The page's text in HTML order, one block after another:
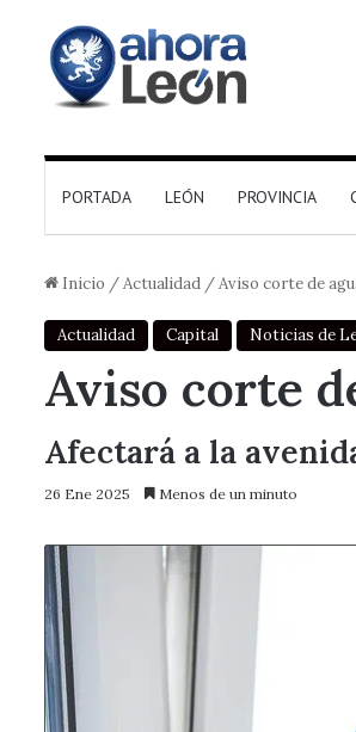
PORTADA LEÓN PROVINCIA
Inicio /Actualidad /Aviso corte de
Actualidad Capital Noticias de
Aviso corte
Afectará a la
26 Ene 2025 Menos de un minuto